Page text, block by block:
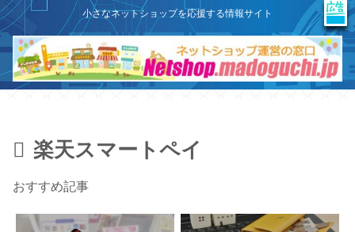
X
このサイトはプロモーションを含みます
小さなネットショップを応援する情報サイト
楽天スマートペイ
おすすめ記事